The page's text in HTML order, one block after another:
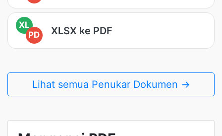
XL
PD
XLSX ke PDF
Lihat semua Penukar Dokumen →